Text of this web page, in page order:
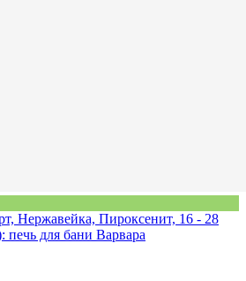
Нержавейка, Пироксенит, 16 - 28
печь для бани Варвара